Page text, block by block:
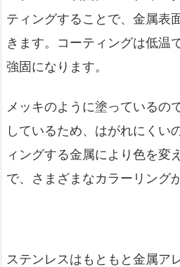
ティングすることで、金属表
きます。コーティングは低温
強固になります。
メッキのように塗っているの
しているため、はがれにくい
ィングする金属により色を変
で、さまざまなカラーリング
ステンレスはもともと金属ア